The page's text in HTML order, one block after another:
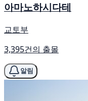
아마노하시다테
교토부
3,395건의 출몰
알림